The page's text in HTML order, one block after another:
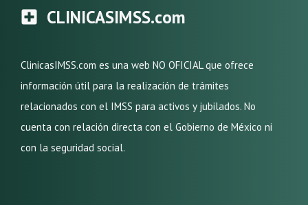
CLINICASIMSS.com
ClinicasIMSS.com es una web NO OFICIAL que ofrece
información útil para la realización de trámites
relacionados con el IMSS para activos y jubilados. No
cuenta con relación directa con el Gobierno de México ni
con la seguridad social.